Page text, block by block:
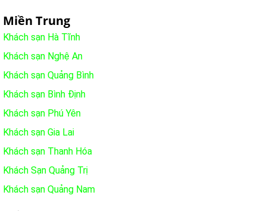
Miền Trung
Khách sạn Hà Tĩnh
Khách sạn Nghệ An
Khách sạn Quảng Bình
Khách sạn Bình Định
Khách sạn Phú Yên
Khách sạn Gia Lai
Khách sạn Thanh Hóa
Khách Sạn Quảng Trị
Khách sạn Quảng Nam